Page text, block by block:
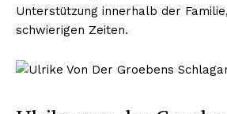
Unterstützung innerhalb der
schwierigen Zeiten.